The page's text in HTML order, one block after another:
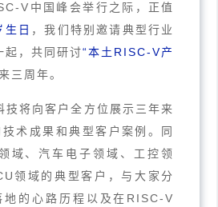
V中国峰会举行之际，正值
生日 ，我们特别邀请典型行业
起，共同研讨“本土RISC-V产
三周年。
技将向客户全方位展示三年来
术成果和典型客户案例。同
域、汽车电子领域、工控领
领域的典型客户，与大家分
的心路历程以及在RISC-V